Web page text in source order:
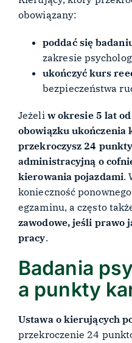
obowiązany:
poddać się
zakresie
ukończyć kurs
bezpieczeństwa
Jeżeli w okresie 5 lat
obowiązku ukończenia
przekroczysz 24 punkty
administracyjną o
kierowania pojazdami.
konieczność
egzaminu, a często
zawodowe, jeśli prawo
pracy.
Badania
a punkty
Ustawa o kierujących
przekroczenie 24